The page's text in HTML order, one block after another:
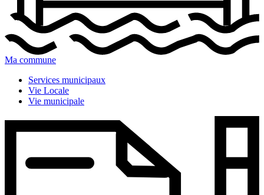
Ma commune
Services municipaux
Vie Locale
Vie municipale